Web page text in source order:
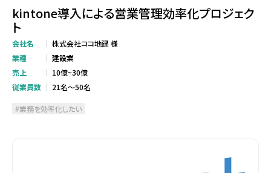
kintone導入による営業管理効率化プロジェク
ト
会社名
株式会社ココ地建 様
業種
建設業
売上
10億~30億
従業員数
21名～50名
業務を効率化したい